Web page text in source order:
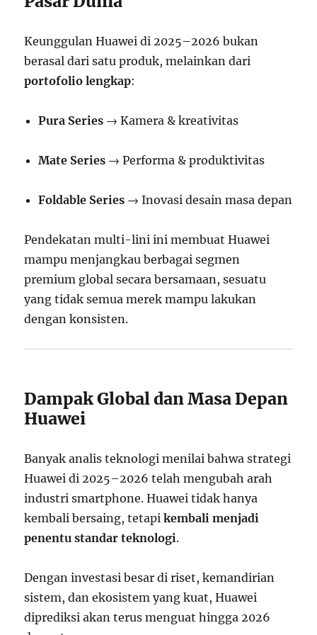
Keunggulan Huawei di 2025–2026 bukan
berasal dari satu produk, melainkan dari
portofolio lengkap:
Pura Series → Kamera & kreativitas
Mate Series → Performa & produktivitas
Foldable Series → Inovasi desain masa depan
Pendekatan multi-lini ini membuat Huawei
mampu menjangkau berbagai segmen
premium global secara bersamaan, sesuatu
yang tidak semua merek mampu lakukan
dengan konsisten.
Dampak Global dan Masa Depan
Huawei
Banyak analis teknologi menilai bahwa strategi
Huawei di 2025–2026 telah mengubah arah
industri smartphone. Huawei tidak hanya
kembali bersaing, tetapikembali menjadi
penentu standar teknologi.
Dengan investasi besar di riset, kemandirian
sistem, dan ekosistem yang kuat, Huawei
diprediksi akan terus menguat hingga 2026